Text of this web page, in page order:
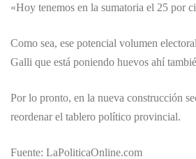
«Hoy tenemos en la sumatoria el 25 por
Como sea, ese potencial volumen
Galli que está poniendo huevos ahí
Por lo pronto, en la nueva construcción
reordenar el tablero político provincial.
Fuente: LaPoliticaOnline.com